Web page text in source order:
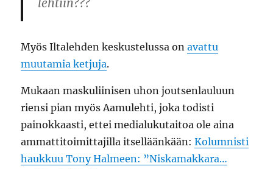
lehtiin???
Myös Iltalehden keskustelussa onavattu
muutamia ketjuja.
Mukaan maskuliinisen uhon joutsenlauluun
riensi pian myös Aamulehti, joka todisti
painokkaasti, ettei medialukutaitoa ole aina
ammattitoimittajilla itselläänkään:Kolumnisti
haukkuu Tony Halmeen: ”Niskamakkara…